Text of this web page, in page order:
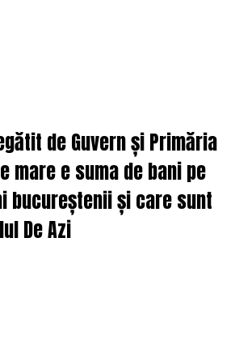
de Guvern și Primăria
mare e suma de bani pe
bucureștenii și care sunt
De Azi